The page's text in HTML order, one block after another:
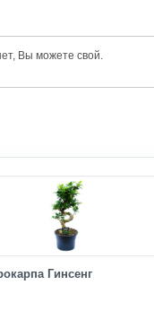
Вы можете свой.
Гинсенг